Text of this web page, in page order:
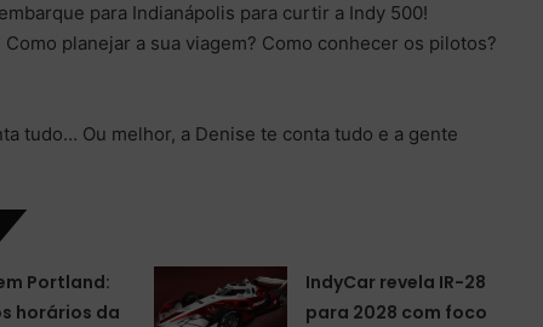
para Indianápolis para curtir a Indy 500!
planejar a sua viagem? Como conhecer os pilotos?
tudo… Ou melhor, a Denise te conta tudo e a gente
Portland:
horários da
IndyCar revela IR-28
para 2028 com foco